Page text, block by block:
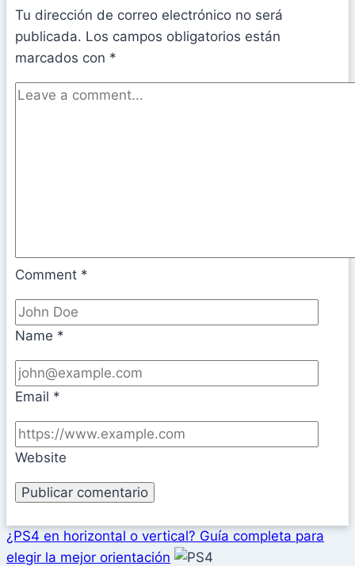
Tu dirección de correo electrónico no será
publicada. Los campos obligatorios están
marcados con *
Comment *
Name *
Email *
Website
¿PS4 en horizontal o vertical? Guía completa para
elegir la mejor orientación